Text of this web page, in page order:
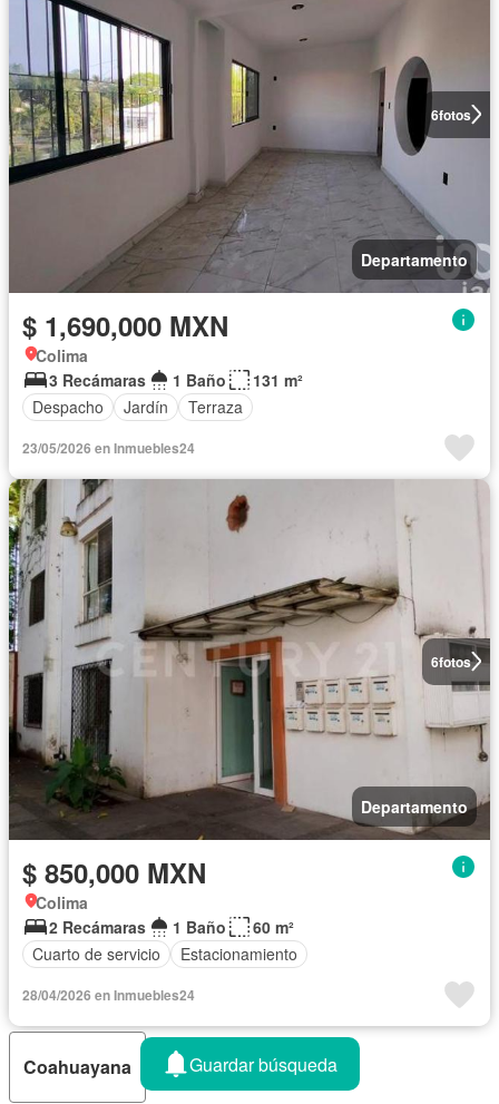
6fotos
Departamento
$ 1,690,000 MXN
Colima
3 Recámaras
1 Baño
131 m²
Despacho
Jardín Terraza
23/05/2026 en Inmuebles24
6fotos
Departamento
$ 850,000 MXN
Colima
2 Recámaras
1 Baño
60 m²
Cuarto de servicio
Estacionamiento
28/04/2026 en Inmuebles24
Coahuayana Guardar búsqueda